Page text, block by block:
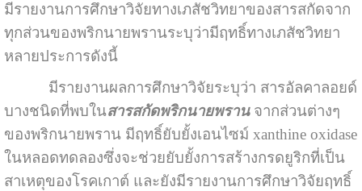
มีรายงานการศึกษาวิจัยทางเภสัชวิทยาของสารสกัดจาก
ทุกส่วนของพริกนายพรานระบุว่ามีฤทธิ์ทางเภสัชวิทยา
หลายประการดังนี้
มีรายงานผลการศึกษาวิจัยระบุว่า สารอัลคาลอยด์
บางชนิดที่พบในสารสกัดพริกนายพรานจากส่วนต่างๆ
ของพริกนายพราน มีฤทธิ์ยับยั้งเอนไซม์ xanthine oxidase
ในหลอดทดลองซึ่งจะช่วยยับยั้งการสร้างกรดยูริกที่เป็น
สาเหตุของโรคเกาต์ และยังมีรายงานการศึกษาวิจัยฤทธิ์